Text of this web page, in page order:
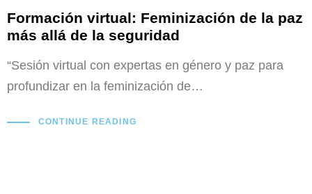
Formación virtual: Feminización de la paz
más allá de la seguridad
“Sesión virtual con expertas en género y paz para
profundizar en la feminización de…
CONTINUE READING